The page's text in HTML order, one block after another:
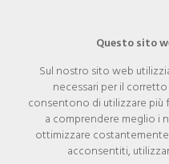
Richiesta
La consegna viene
Liechtenstein.
Questo sito
Sul nostro sito web
necessari per il
consentono di utilizzare più
a comprendere meglio i
ottimizzare
acconsentiti,